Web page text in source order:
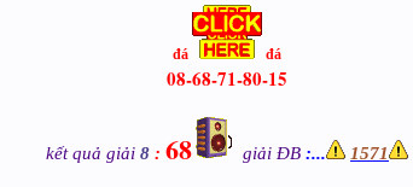
đá đá
08-68-71-80-15
kết quả giải 8 : 68 giải ĐB :... 1571